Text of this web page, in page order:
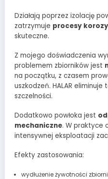
Działają poprzez izolację
zatrzymuje procesy
skuteczne.
Z mojego doświadczenia
problemem zbiorników jest
na początku, z czasem
uszkodzeń. HALAR
szczelności.
Dodatkowo powłoka jest
mechaniczne. W praktyce
intensywnej eksploatacji
Efekty zastosowania:
wydłużenie żywotności